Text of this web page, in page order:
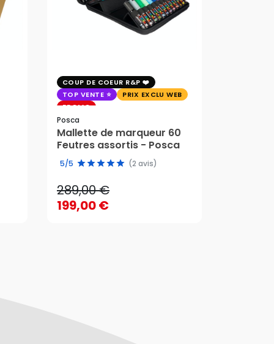
COUP DE COEUR R&P
TOP VENTE
PRIX EXCLU WEB
PROMO
Posca
Mallette de marqueur 60
Feutres assortis - Posca
5/5 (2 avis)
289,00 €
199,00 €
289,00 €
199,00 €
AJOUTER AU PANIER